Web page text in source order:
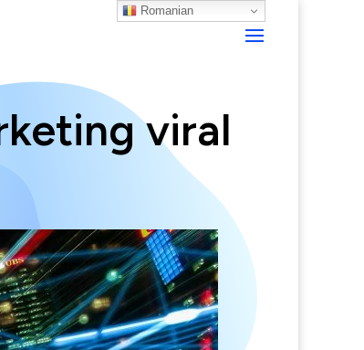
viral
Romanian